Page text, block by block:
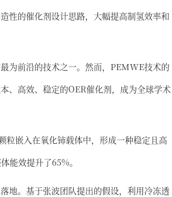
性的催化剂设计思路，大幅提高制氢效率和
为前沿的技术之一。然而，PEMWE技术的
、高效、稳定的OER催化剂，成为全球学术
嵌入在氧化铈载体中，形成一种稳定且高
能效提升了65%。
地。基于张波团队提出的假设，利用冷冻透